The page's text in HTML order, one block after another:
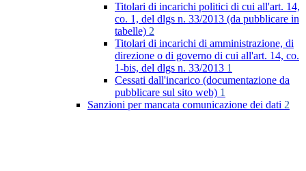
Titolari di incarichi politici di cui all'art. 14,
co. 1, del dlgs n. 33/2013 (da pubblicare in
tabelle) 2
Titolari di incarichi di amministrazione, di
direzione o di governo di cui all'art. 14, co.
1-bis, del dlgs n. 33/2013 1
Cessati dall'incarico (documentazione da
pubblicare sul sito web) 1
Sanzioni per mancata comunicazione dei dati 2